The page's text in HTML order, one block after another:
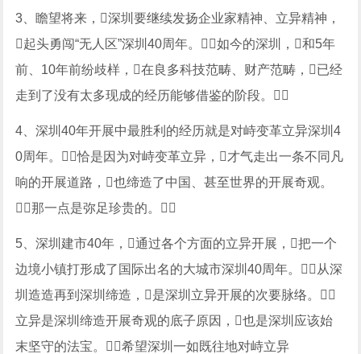
3、瞻望将来，深圳要继续发扬企业家精神、立异精神，
起头勇闯“无人区”深圳40周年。如今的深圳，和5年
前、10年前纷歧样，在良多科技范畴、财产范畴，已经
走到了没有太多现成的经历能够借鉴的阶段。
4、深圳40年开展中最胜利的经历就是对峙变革立异深圳4
0周年。恰是因为对峙变革立异，才气走出一条不同凡
响的开展道路，也缔造了中国、甚至世界的开展奇观。
那一点是弥足珍贵的。
5、深圳建市40年，通过各个方面的立异开展，把一个
边境小镇打形成了国际出名的大城市深圳40周年。从深
圳造造再到深圳缔造，是深圳立异开展的次要脉络。
立异是深圳缔造开展奇观的底子原因，也是深圳应该始
末坚守的法宝。希望深圳一如既往地对峙立异